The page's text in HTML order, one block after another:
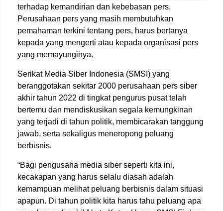
terhadap kemandirian dan kebebasan pers.
Perusahaan pers yang masih membutuhkan
pemahaman terkini tentang pers, harus bertanya
kepada yang mengerti atau kepada organisasi pers
yang memayunginya.
Serikat Media Siber Indonesia (SMSI) yang
beranggotakan sekitar 2000 perusahaan pers siber
akhir tahun 2022 di tingkat pengurus pusat telah
bertemu dan mendiskusikan segala kemungkinan
yang terjadi di tahun politik, membicarakan tanggung
jawab, serta sekaligus meneropong peluang
berbisnis.
“Bagi pengusaha media siber seperti kita ini,
kecakapan yang harus selalu diasah adalah
kemampuan melihat peluang berbisnis dalam situasi
apapun. Di tahun politik kita harus tahu peluang apa